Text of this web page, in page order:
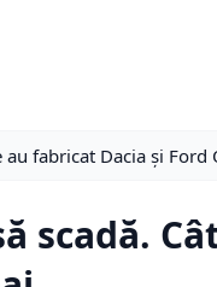
fabricat Dacia și
scadă.